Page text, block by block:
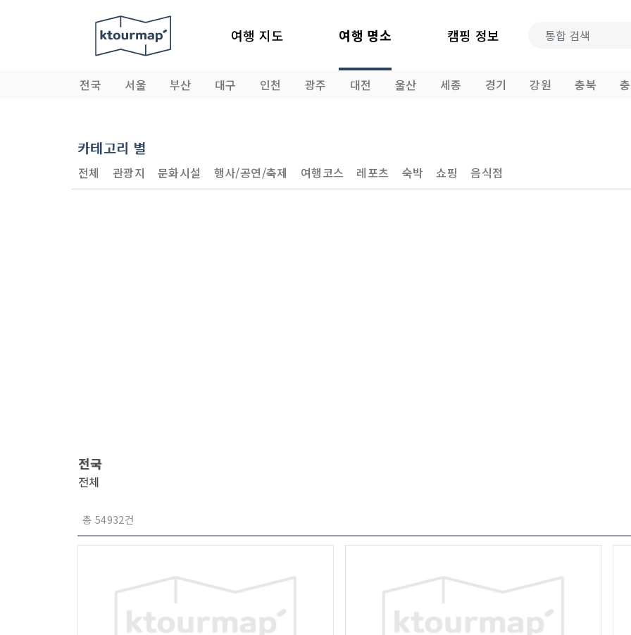
여행 지도 여행 명소 캠핑 정보
전국 서울 부산 대구 인천 광주 대전 울산 세종 경기 강원 충북
카테고리 별
전체 관광지 문화시설 행사/공연/축제 여행코스 레포츠 숙박 쇼핑 음식점
전국
전체
총 54932건